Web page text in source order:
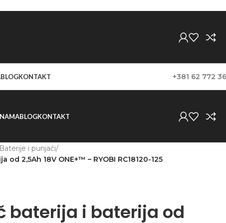
BLOGKONTAKT +381 62 772
BLOGKONTAKT
Baterije i punjači/
2,5Ah 18V ONE+™ – RYOBI RC18120-125
baterija i baterija od